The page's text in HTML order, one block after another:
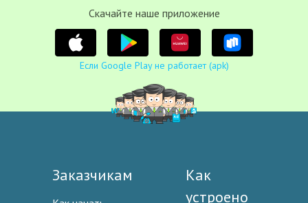
Cкачайте наше приложение
Если Google Play не работает (apk)
Заказчикам
Как
устроено